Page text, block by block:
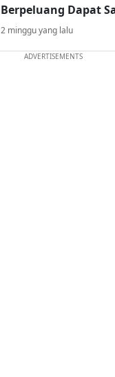
Berpeluang Dapat
2 minggu yang lalu
ADVERTISEMENTS